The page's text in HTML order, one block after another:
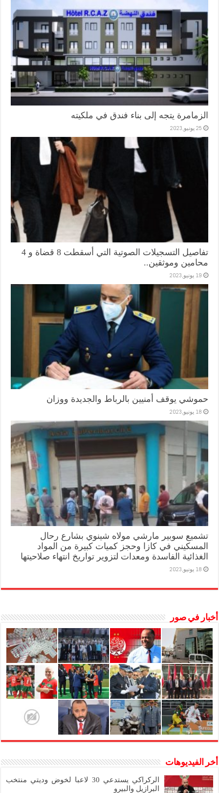
الزمامرة يتجه إلى بناء فندق في ملكيته
25 يونيو,2023
تفاصيل التسجيلات الصوتية التي أسقطت 8 قضاة و 4
محامين وموثقين..
19 يونيو,2023
حموشي يوقف أمنيين بالرباط والجديدة ووزان
18 يونيو,2023
تشميع سوبير مارشي مولاه شينوي بشارع رحال
المسكيني في كازا وحجز كميات كبيرة من المواد
الغذائية الفاسدة ومعدات لتزوير تواريخ انتهاء صلاحيتها
18 يونيو,2023
أخبار في صور
أخر الفيديوهات
الركراكي يستدعي 30 لاعبا لخوض وديتي منتخب
البرازيل والبيرو